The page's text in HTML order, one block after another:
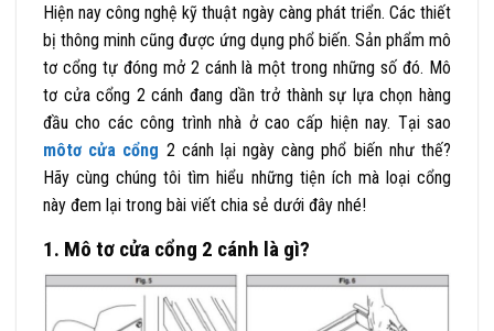
Hiện nay công nghệ kỹ thuật ngày càng phát triển. Các thiết
bị thông minh cũng được ứng dụng phổ biến. Sản phẩm mô
tơ cổng tự đóng mở 2 cánh là một trong những số đó. Mô
tơ cửa cổng 2 cánh đang dần trở thành sự lựa chọn hàng
đầu cho các công trình nhà ở cao cấp hiện nay. Tại sao
môtơ cửa cổng 2 cánh lại ngày càng phổ biến như thế?
Hãy cùng chúng tôi tìm hiểu những tiện ích mà loại cổng
này đem lại trong bài viết chia sẻ dưới đây nhé!
1. Mô tơ cửa cổng 2 cánh là gì?